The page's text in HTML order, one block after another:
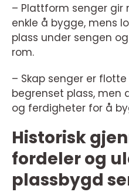
– Plattform senger gir
enkle å bygge, mens
plass under sengen
rom.
– Skap senger er
begrenset plass, men
og ferdigheter for å
Historisk
fordeler og
plassbygd